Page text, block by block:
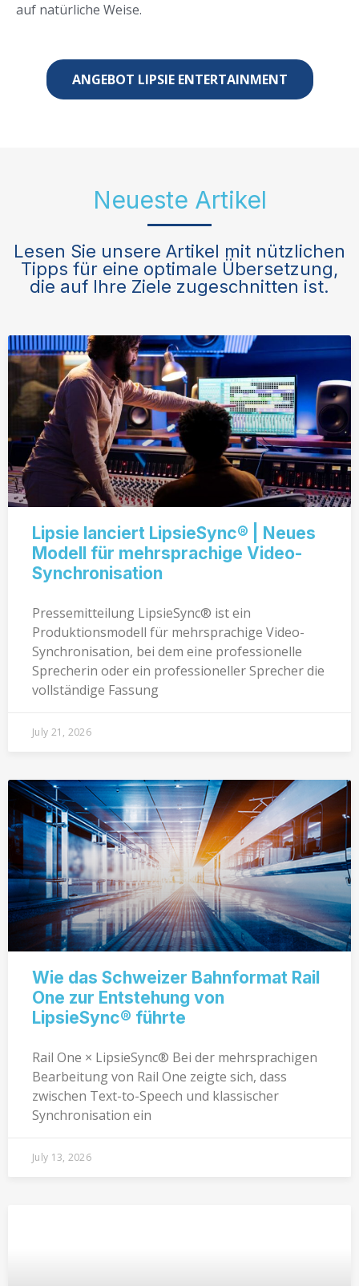
auf natürliche Weise.
ANGEBOT LIPSIE ENTERTAINMENT
Neueste Artikel
Lesen Sie unsere Artikel mit nützlichen
Tipps für eine optimale Übersetzung,
die auf Ihre Ziele zugeschnitten ist.
Lipsie lanciert LipsieSync® | Neues
Modell für mehrsprachige Video-
Synchronisation
Pressemitteilung LipsieSync® ist ein
Produktionsmodell für mehrsprachige Video-
Synchronisation, bei dem eine professionelle
Sprecherin oder ein professioneller Sprecher die
vollständige Fassung
July 21, 2026
Wie das Schweizer Bahnformat Rail
One zur Entstehung von
LipsieSync® führte
Rail One × LipsieSync® Bei der mehrsprachigen
Bearbeitung von Rail One zeigte sich, dass
zwischen Text-to-Speech und klassischer
Synchronisation ein
July 13, 2026